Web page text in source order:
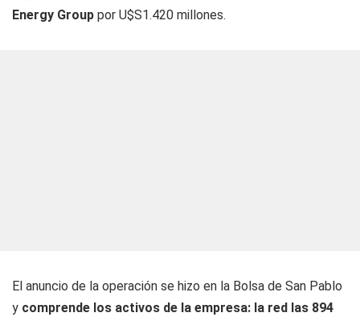
Energy Group por U$S1.420 millones.
El anuncio de la operación se hizo en la Bolsa de San Pablo
y comprende los activos de la empresa: la red las 894